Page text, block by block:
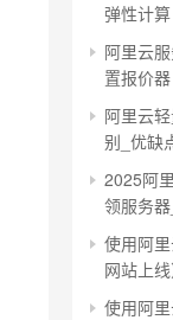
弹性计算
阿里云
置报价器
阿里云
别_优缺
2025阿
领服务
使用阿
网站上线
使用阿